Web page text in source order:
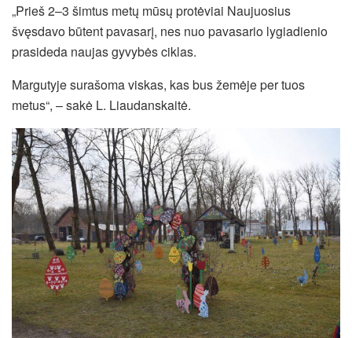
„Prieš 2–3 šimtus metų mūsų protėviai Naujuosius
švęsdavo būtent pavasarį, nes nuo pavasario lygiadienio
prasideda naujas gyvybės ciklas.
Margutyje surašoma viskas, kas bus žemėje per tuos
metus“, – sakė L. Liaudanskaitė.